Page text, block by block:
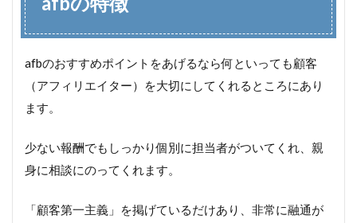
afbのおすすめポイントをあげるなら何といっても顧客
（アフィリエイター）を大切にしてくれるところにあり
ます。
少ない報酬でもしっかり個別に担当者がついてくれ、親
身に相談にのってくれます。
「顧客第一主義」を掲げているだけあり、非常に融通が